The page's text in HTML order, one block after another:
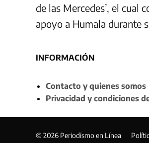
de las Mercedes’, el cual
apoyo a Humala durante
INFORMACIÓN
Contacto y quienes somos
Privacidad y condiciones
© 2026 Periodismo en Línea